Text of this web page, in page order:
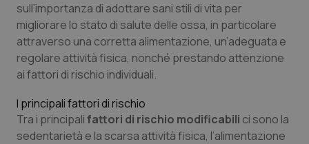
Veneto
Oncoematologia
Oncologia & Nutrizione
Psoriasi & pelle
Quotidiano Cardiologia
sull’importanza di adottare sani stili di vita per
migliorare lo stato di salute delle ossa, in particolare
attraverso una corretta alimentazione, un’adeguata e
regolare attività fisica, nonché prestando attenzione
ai fattori di rischio individuali.
I principali fattori di rischio
Tra i principalifattori di rischio modificabili ci sono la
sedentarietà e la scarsa attività fisica, l’alimentazione